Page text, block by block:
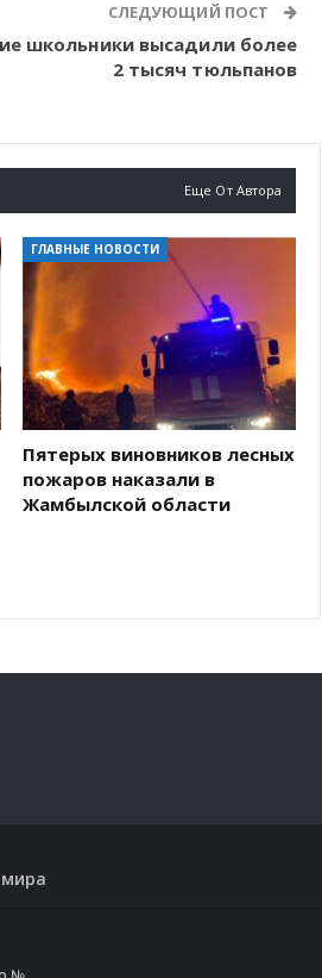
СЛЕДУЮЩИЙ ПОСТ
школьники высадили более
2 тысяч тюльпанов
Еще От Автора
ГЛАВНЫЕ НОВОСТИ
Пятерых виновников лесных
пожаров наказали в
Жамбылской области